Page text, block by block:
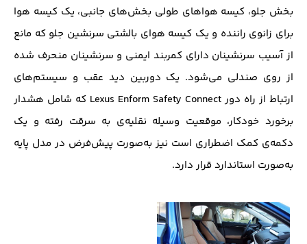
بخش جلو، کیسه هواهای طولی بخش‌های جانبی، یک کیسه هوا
برای زانوی راننده و یک کیسه هوای بالشتی سرنشین جلو که مانع
از آسیب سرنشینان دارای کمربند ایمنی و سرنشینان منحرف شده
از روی صندلی می‌شود. یک دوربین دید عقب و سیستم‌های
ارتباط از راه دور Lexus Enform Safety Connect که شامل هشدار
برخورد خودکار، موقعیت وسیله نقلیه‌ی به سرقت رفته و یک
دکمه‌ی کمک اضطراری است نیز به‌صورت پیش‌فرض در مدل پایه
به‌صورت استاندارد قرار دارد.